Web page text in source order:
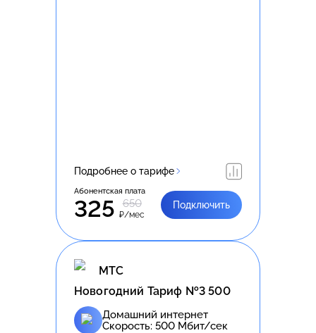
Подробнее о тарифе
Абонентская плата
325 650
₽/мес
Подключить
МТС
Новогодний Тариф №3 500
Домашний интернет
Скорость: 500 Мбит/сек